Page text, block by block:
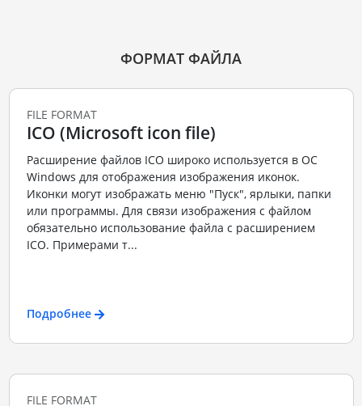
ФОРМАТ ФАЙЛА
FILE FORMAT
ICO (Microsoft icon file)
Расширение файлов ICO широко используется в ОС
Windows для отображения изображения иконок.
Иконки могут изображать меню "Пуск", ярлыки, папки
или программы. Для связи изображения с файлом
обязательно использование файла с расширением
ICO. Примерами т...
Подробнее
FILE FORMAT